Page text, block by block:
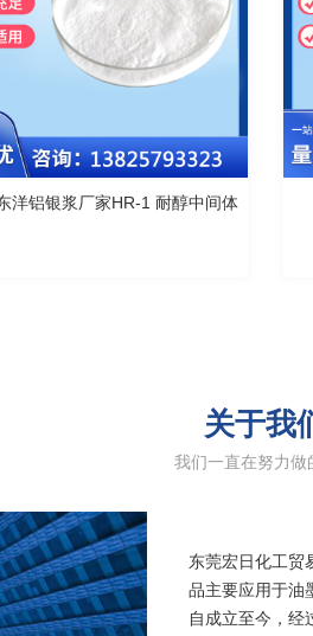
洋铝银浆厂家HR-1 耐醇中间体
关于我
我们一直在努力做
东莞宏日化工贸
品主要应用于油
自成立至今，经